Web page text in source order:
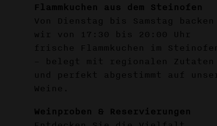
Flammkuchen aus dem Steinofen
Von Dienstag bis Samstag backen
wir von 17:30 bis 20:00 Uhr
frische Flammkuchen im
– belegt mit regionalen Zutaten
und perfekt abgestimmt auf
Weine.
Weinproben & Reservierungen